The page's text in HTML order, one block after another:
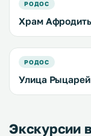
РОДОС
Храм
РОДОС
Улица
Экскурсии